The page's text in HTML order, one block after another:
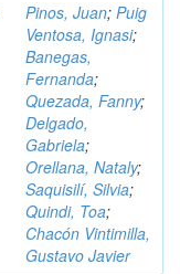
Pinos, Juan; Puig
Ventosa, Ignasi;
Banegas,
Fernanda;
Quezada, Fanny;
Delgado,
Gabriela;
Orellana, Nataly;
Saquisilí, Silvia;
Quindi, Toa;
Chacón Vintimilla,
Gustavo Javier